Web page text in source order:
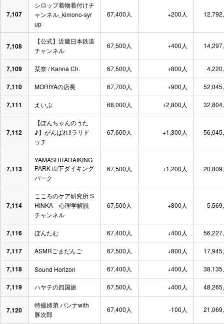
7,107
シロップ着物着付けチ
ャンネル_kimono-syr
up
67,400人 +200人
7,108
【公式】近畿日本鉄道
チャンネル
67,500人 +400人
7,109 栞奈 / Kanna Ch. 67,500人 +800人
7,110 MORIYAの店長 67,700人 +900人
7,111 えいぷ 68,000人 +2,800人
7,112
【ぽんちゃんのうた
♪】がんばれ!!ラリド
ッチ
67,600人 +1,300人
7,113
YAMASHITADAIKING
PARK-山下ダイキング
パーク
67,500人 +1,200人
7,114
こころのケア研究所 S
HINKA 心理学解説
チャンネル
67,500人 +800人
7,116 ぼんたむ 67,400人 +400人
7,117 ASMRごまだんご 67,500人 +800人
7,118 Sound Horizon 67,400人 +400人
7,119 ハヤテの四国旅 67,500人 +400人
7,120
特撮姉弟 パンナwith
豚次郎
67,400人 -100人